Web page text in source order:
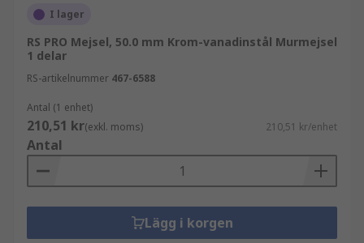
I lager
RS PRO Mejsel, 50.0 mm Krom-vanadinstål Murmejsel
1 delar
RS-artikelnummer 467-6588
Antal (1 enhet)
210,51 kr(exkl. moms) 210,51 kr/enhet
Antal
Lägg i korgen